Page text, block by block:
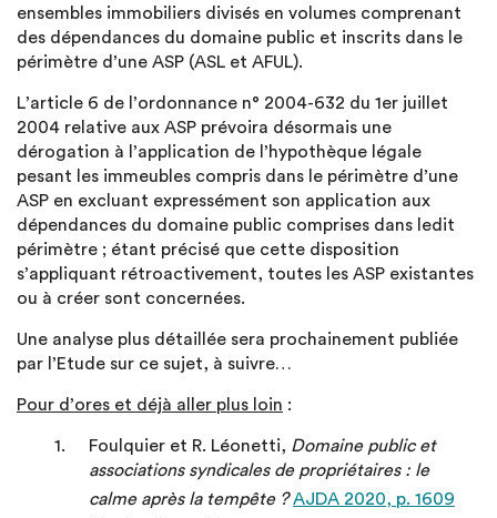
ensembles immobiliers divisés en volumes comprenant
des dépendances du domaine public et inscrits dans le
périmètre d’une ASP (ASL et AFUL).
L’article 6 de l’ordonnance n° 2004-632 du 1er juillet
2004 relative aux ASP prévoira désormais une
dérogation à l’application de l’hypothèque légale
pesant les immeubles compris dans le périmètre d’une
ASP en excluant expressément son application aux
dépendances du domaine public comprises dans ledit
périmètre ; étant précisé que cette disposition
s’appliquant rétroactivement, toutes les ASP existantes
ou à créer sont concernées.
Une analyse plus détaillée sera prochainement publiée
par l’Etude sur ce sujet, à suivre…
Pour d’ores et déjà aller plus loin :
Foulquier et R. Léonetti, Domaine public et
associations syndicales de propriétaires : le
calme après la tempête ?AJDA 2020, p. 1609